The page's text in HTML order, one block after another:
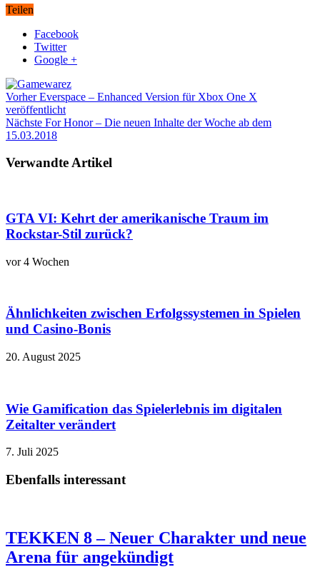
Teilen
Facebook
Twitter
Google +
VorherEverspace – Enhanced Version für Xbox One X
veröffentlicht
Nächste For Honor – Die neuen Inhalte der Woche ab dem
15.03.2018
Verwandte Artikel
GTA VI: Kehrt der amerikanische Traum im
Rockstar-Stil zurück?
vor 4 Wochen
Ähnlichkeiten zwischen Erfolgssystemen in Spielen
und Casino‑Bonis
20. August 2025
Wie Gamification das Spielerlebnis im digitalen
Zeitalter verändert
7. Juli 2025
Ebenfalls interessant
TEKKEN 8 – Neuer Charakter und neue
Arena für angekündigt